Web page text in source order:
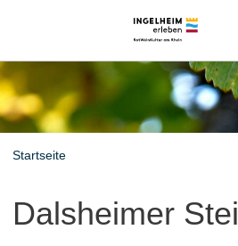
Entdecken &
Startseite
Dalsheimer